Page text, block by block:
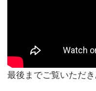
最後までご覧いただ